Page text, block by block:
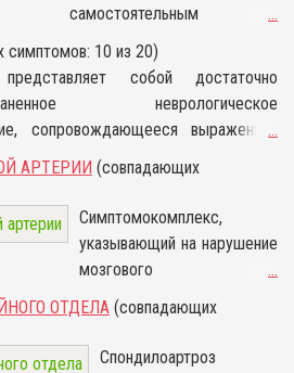
самостоятельным
заболеванием, а является
следствием протекания иных
патологических процессов.
Стоит отметить, что от
подобного расстройства
страдает половина
мира. В подавляющем
большинстве ситуаций
провокаторами болевых
ощущений в области шеи
недугов, поражающих
...
10 из 20)
собой достаточно
неврологическое
сопровождающееся выраженной
головной болью. Мигрень,
заключаются собственно в
с одной половины
в области глаз, висков
мозга, к инсульту и серьезным
хотя и может указывать на
развития определенных патологий.
...
АРТЕРИИ (совпадающих
Симптомокомплекс,
указывающий на нарушение
мозгового
кровообращения,
на фоне компрессионного
сдавливания одной или
...
ОТДЕЛА (совпадающих
Спондилоартроз